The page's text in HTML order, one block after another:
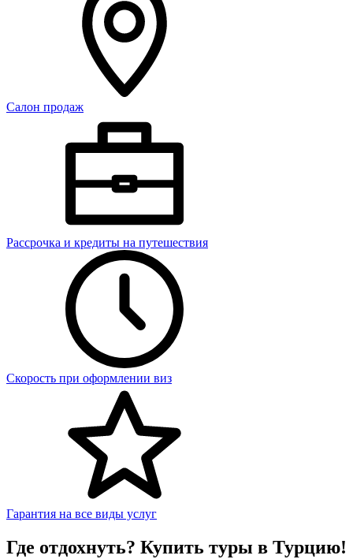
Салон продаж
Рассрочка и кредиты на путешествия
Скорость при оформлении виз
Гарантия на все виды услуг
Где отдохнуть? Купить туры в Турцию!